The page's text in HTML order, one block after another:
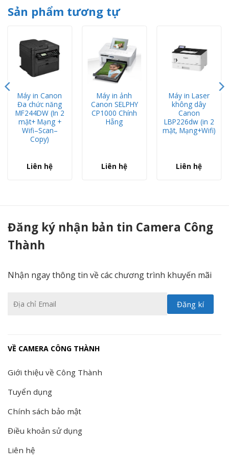
Sản phẩm tương tự
Máy in Canon
Đa chức năng
MF244DW (In 2
mặt+ Mạng +
Wifi–Scan–
Copy)
Liên hệ
Máy in ảnh
Canon SELPHY
CP1000 Chính
Hẵng
Liên hệ
Máy in Laser
không dây
Canon
LBP226dw (in 2
mặt, Mạng+Wifi)
Liên hệ
Đăng ký nhận bản tin Camera Công
Thành
Nhận ngay thông tin về các chương trình khuyến mãi
VỀ CAMERA CÔNG THÀNH
Giới thiệu về Công Thành
Tuyển dụng
Chính sách bảo mật
Điều khoản sử dụng
Liên hệ